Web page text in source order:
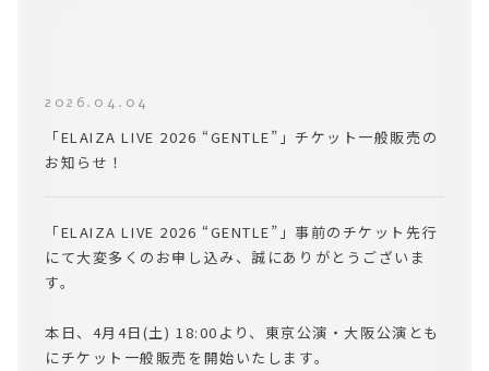
2026.04.04
「ELAIZA LIVE 2026 “GENTLE”」チケット一般販売の
お知らせ！
「ELAIZA LIVE 2026 “GENTLE”」事前のチケット先行
にて大変多くのお申し込み、誠にありがとうございま
す。
本日、4月4日(土) 18:00より、東京公演・大阪公演とも
にチケット一般販売を開始いたします。